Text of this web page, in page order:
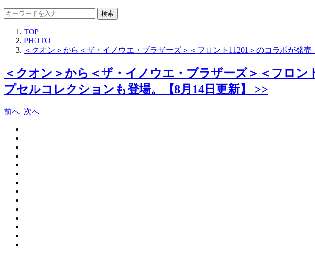
検索
TOP
PHOTO
＜クオン＞から＜ザ・イノウエ・ブラザーズ＞＜フロント11201＞のコラボが発
＜クオン＞から＜ザ・イノウエ・ブラザーズ＞＜フロ
プセルコレクションも登場。【8月14日更新】 >>
前へ 次へ